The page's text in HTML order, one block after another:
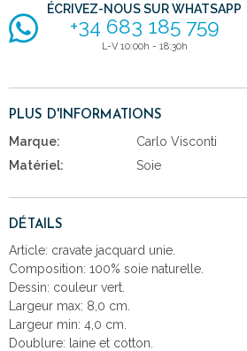
ÉCRIVEZ-NOUS SUR WHATSAPP
+34 683 185 759
L-V 10:00h - 18:30h
PLUS D'INFORMATIONS
Marque:
Carlo Visconti
Matériel:
Soie
DÉTAILS
Article: cravate jacquard unie.
Composition: 100% soie naturelle.
Dessin: couleur vert.
Largeur max: 8,0 cm.
Largeur min: 4,0 cm.
Doublure: laine et cotton.